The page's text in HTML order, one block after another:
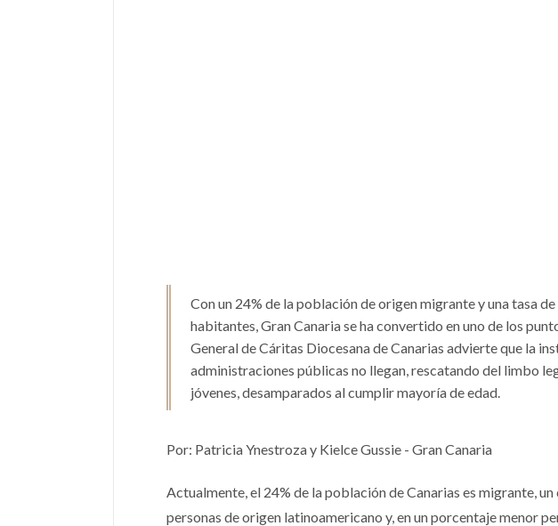
Con un 24% de la población de origen migrante y una tasa
habitantes, Gran Canaria se ha convertido en uno de los
General de Cáritas Diocesana de Canarias advierte que la
administraciones públicas no llegan, rescatando del limbo
jóvenes, desamparados al cumplir mayoría de edad.
Por: Patricia Ynestroza y Kielce Gussie - Gran Canaria
Actualmente, el 24% de la población de Canarias es migrante,
personas de origen latinoamericano y, en un porcentaje menor